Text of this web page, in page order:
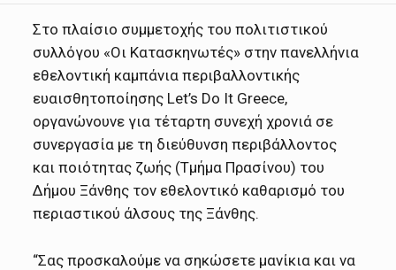
Στο πλαίσιο συμμετοχής του πολιτιστικού
συλλόγου «Οι Κατασκηνωτές» στην πανελλήνια
εθελοντική καμπάνια περιβαλλοντικής
ευαισθητοποίησης Let’s Do It Greece,
οργανώνουνε για τέταρτη συνεχή χρονιά σε
συνεργασία με τη διεύθυνση περιβάλλοντος
και ποιότητας ζωής (Τμήμα Πρασίνου) του
Δήμου Ξάνθης τον εθελοντικό καθαρισμό του
περιαστικού άλσους της Ξάνθης.
“Σας προσκαλούμε να σηκώσετε μανίκια και να